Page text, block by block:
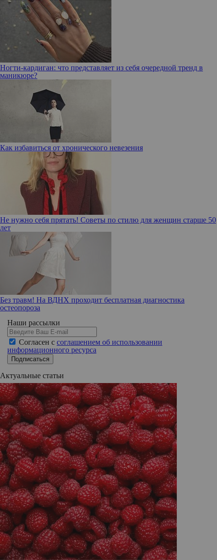
Ногти-кардиган: что представляет из себя очередной тренд в
маникюре?
Как избавиться от хронического невезения
Не нужно себя прятать! Советы по стилю для женщин старше 50
лет
Без травм! На ВДНХ проходит бесплатная диагностика
остеопороза
Наши рассылки
Согласен с соглашением об использовании
информационного ресурса
Подписаться
Актуальные статьи